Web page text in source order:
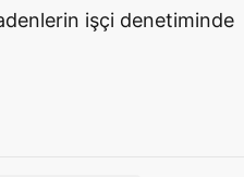
işçi denetiminde